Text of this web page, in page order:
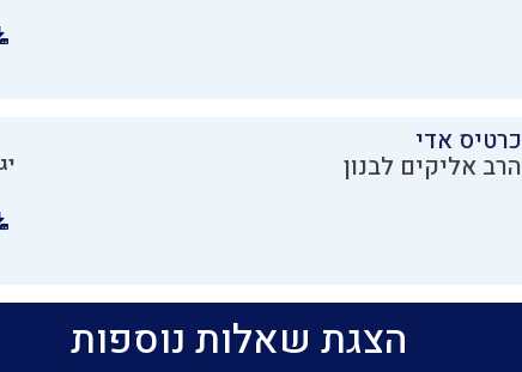
כרטיס אדי
הרב אליקים לבנון
הצגת שאלות נוספות